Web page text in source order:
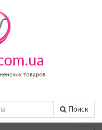
товаров
Поиск